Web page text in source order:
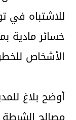
للاشتباه في
خسائر مادية
الأشخاص
أوضح بلاغ